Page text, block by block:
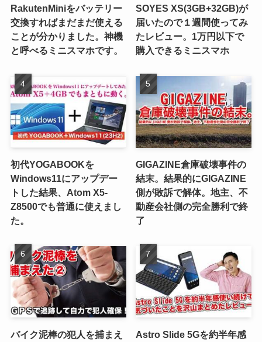
RakutenMiniをバッテリー
交換すればまだまだ使える
ことが分かりました。神機
と呼べるミニスマホです。
SOYES XS(3GB+32GB)が
届いたので１週間使ってみ
たレビュー。1万円以下で
購入できるミニスマホ
初代YOGABOOKを
Windows11にアップデー
トした結果、Atom X5-
Z8500でも普通に使えまし
た。
GIGAZINE倉庫破壊事件の
結末。結果的にGIGAZINE
側が敗訴で解体。地主、不
動産会社側の完全勝利で終
了
バイク泥棒の犯人を捕まえ
Astro Slide 5Gを約半年感